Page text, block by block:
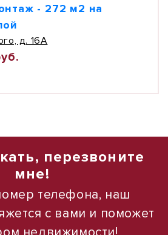
- 272 м2 на
д. 16А
перезвоните
мне!
телефона, наш
с вами и поможет